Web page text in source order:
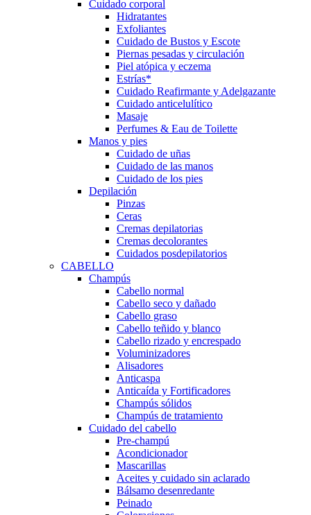
Cuidado corporal
Hidratantes
Exfoliantes
Cuidado de Bustos y Escote
Piernas pesadas y circulación
Piel atópica y eczema
Estrías*
Cuidado Reafirmante y Adelgazante
Cuidado anticelulítico
Masaje
Perfumes & Eau de Toilette
Manos y pies
Cuidado de uñas
Cuidado de las manos
Cuidado de los pies
Depilación
Pinzas
Ceras
Cremas depilatorias
Cremas decolorantes
Cuidados posdepilatorios
CABELLO
Champús
Cabello normal
Cabello seco y dañado
Cabello graso
Cabello teñido y blanco
Cabello rizado y encrespado
Voluminizadores
Alisadores
Anticaspa
Anticaída y Fortificadores
Champús sólidos
Champús de tratamiento
Cuidado del cabello
Pre-champú
Acondicionador
Mascarillas
Aceites y cuidado sin aclarado
Bálsamo desenredante
Peinado